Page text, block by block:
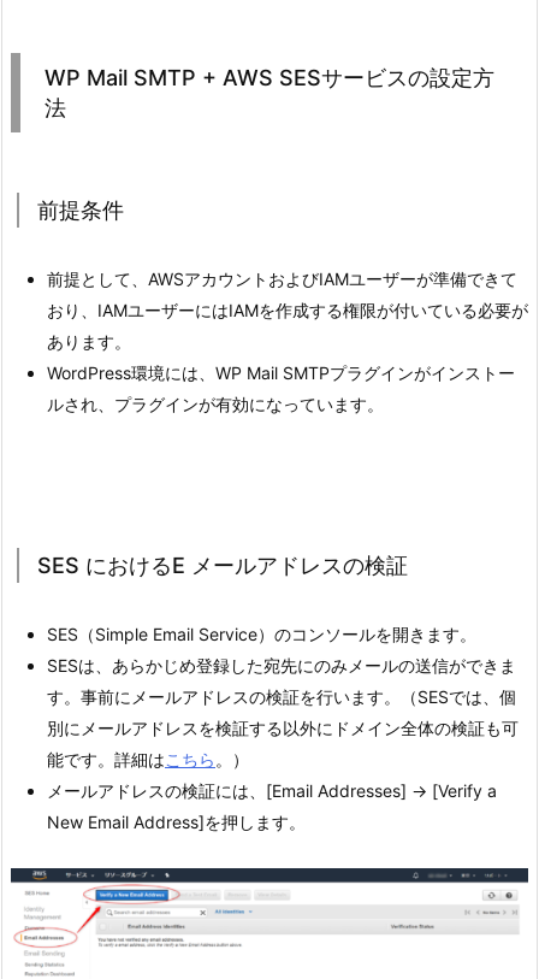
WP Mail SMTP + AWS SESサービスの設定方
法
前提条件
前提として、AWSアカウントおよびIAMユーザーが準備できて
おり、IAMユーザーにはIAMを作成する権限が付いている必要が
あります。
WordPress環境には、WP Mail SMTPプラグインがインストー
ルされ、プラグインが有効になっています。
SES におけるE メールアドレスの検証
SES（Simple Email Service）のコンソールを開きます。
SESは、あらかじめ登録した宛先にのみメールの送信ができま
す。事前にメールアドレスの検証を行います。（SESでは、個
別にメールアドレスを検証する以外にドメイン全体の検証も可
能です。詳細はこちら 。）
メールアドレスの検証には、[Email Addresses] → [Verify a
New Email Address]を押します。